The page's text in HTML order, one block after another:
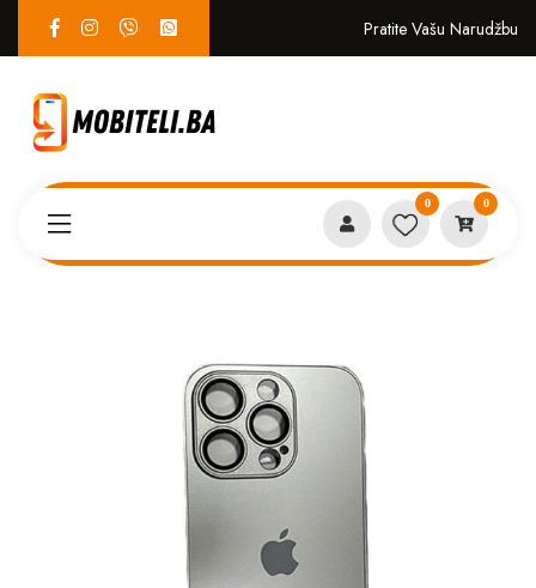
Pratite Vašu Narudžbu
0 0
AG glass iPhone 15 siva*